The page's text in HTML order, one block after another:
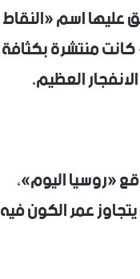
أجساماً غامضة، أطلق عليها اسم «النقاط
كانت منتشرة بكثافة
العظيم.
«روسيا اليوم»،
عمر الكون فيه